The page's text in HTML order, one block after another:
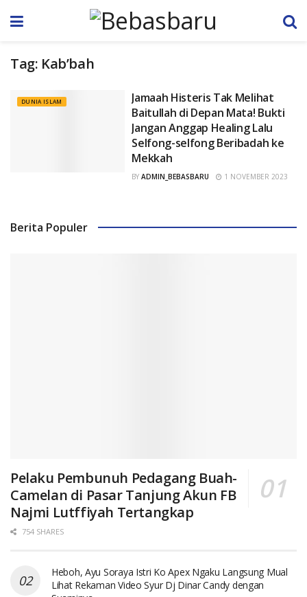
Tag: Kab’bah
DUNIA ISLAM
Jamaah Histeris Tak Melihat
Baitullah di Depan Mata! Bukti
Jangan Anggap Healing Lalu
Selfong-selfong Beribadah ke
Mekkah
BY ADMIN_BEBASBARU 1 NOVEMBER 2023
Berita Populer
Pelaku Pembunuh Pedagang Buah-
Camelan di Pasar Tanjung Akun FB
Najmi Lutffiyah Tertangkap
754 SHARES
Heboh, Ayu Soraya Istri Ko Apex Ngaku Langsung Mual
Lihat Rekaman Video Syur Dj Dinar Candy dengan